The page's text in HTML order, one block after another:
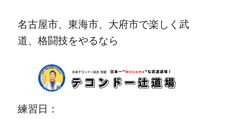
名古屋市、東海市、大府市で楽しく武
道、格闘技をやるなら
練習日：